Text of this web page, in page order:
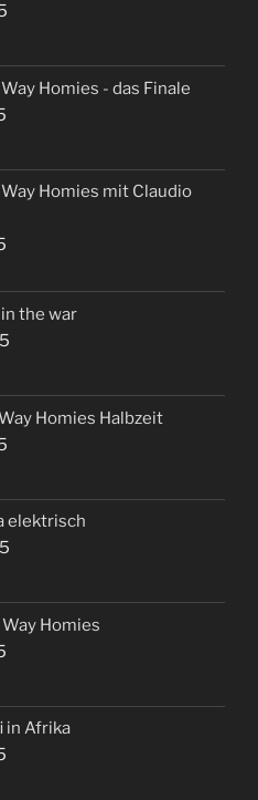
Homies - das Finale
Homies mit Claudio
the war
Homies Halbzeit
elektrisch
Homies
in Afrika